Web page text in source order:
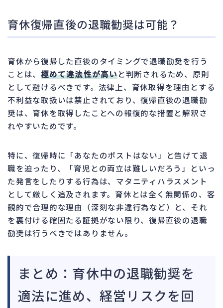
育休復帰直後の退職勧奨は可能？
育休から復帰した直後のタイミングで退職勧奨を行う
ことは、極めて違法性が高いと判断されるため、原則
として避けるべきです。法律上、育休取得を理由とする
不利益な取扱いは禁止されており、復帰直後の退職勧
奨は、育休を取得したことへの報復的な措置と解釈さ
れやすいためです。
特に、復帰時に「あなたのポストはない」と告げて退
職を迫ったり、「育児との両立は難しいだろう」といっ
た発言をしたりする行為は、マタニティハラスメント
として厳しく追及されます。育休とは全く無関係の、客
観的で合理的な理由（深刻な非違行為など）と、それ
を裏付ける確固たる証拠がない限り、復帰直後の退職
勧奨は行うべきではありません。
まとめ：育休中の退職勧奨を
適法に進め、経営リスクを回